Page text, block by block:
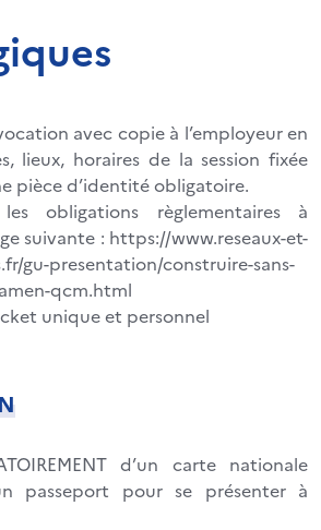
avec copie à l’employeur en
lieux, horaires de la session fixée
pièce d’identité obligatoire.
obligations règlementaires à
suivante : https://www.reseaux-et-
gu-presentation/construire-sans-
qcm.html
unique et personnel
d’un carte nationale
passeport pour se présenter à